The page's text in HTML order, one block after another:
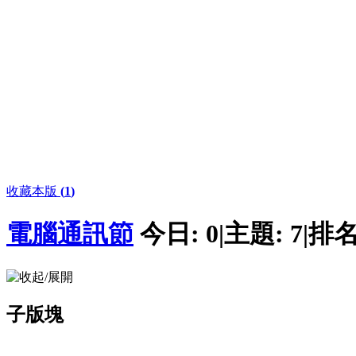
收藏本版 (1)
電腦通訊節 今日: 0|主題: 7|排
子版塊